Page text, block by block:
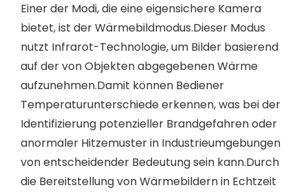
Einer der Modi, die eine eigensichere Kamera
bietet, ist der Wärmebildmodus.Dieser Modus
nutzt Infrarot-Technologie, um Bilder basierend
auf der von Objekten abgegebenen Wärme
aufzunehmen.Damit können Bediener
Temperaturunterschiede erkennen, was bei der
Identifizierung potenzieller Brandgefahren oder
anormaler Hitzemuster in Industrieumgebungen
von entscheidender Bedeutung sein kann.Durch
die Bereitstellung von Wärmebildern in Echtzeit